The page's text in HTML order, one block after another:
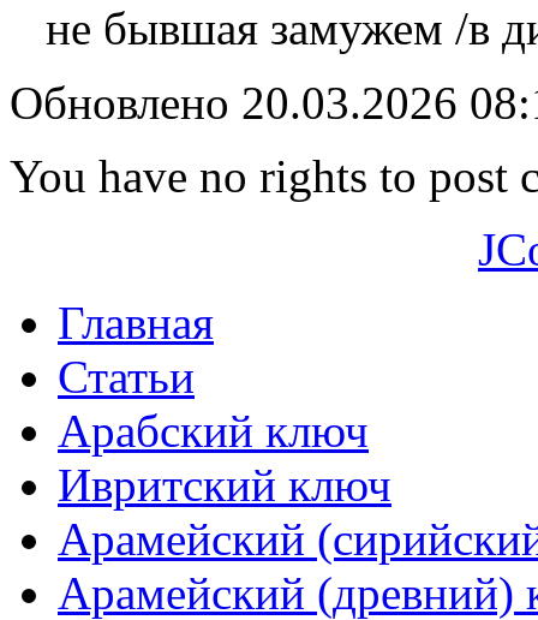
не бывшая замужем /в
Обновлено 20.03.2026
You have no rights to post
Главная
Статьи
Арабский ключ
Ивритский ключ
Арамейский
Арамейский (древний)